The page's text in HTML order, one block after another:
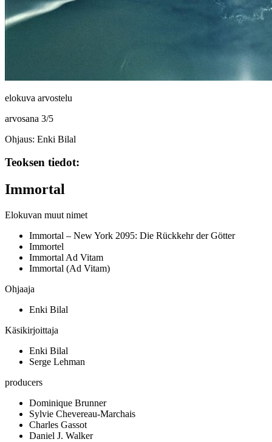
elokuva arvostelu
arvosana 3/5
Ohjaus: Enki Bilal
Teoksen tiedot:
Immortal
Elokuvan muut nimet
Immortal – New York 2095: Die Rückkehr der Götter
Immortel
Immortal Ad Vitam
Immortal (Ad Vitam)
Ohjaaja
Enki Bilal
Käsikirjoittaja
Enki Bilal
Serge Lehman
producers
Dominique Brunner
Sylvie Chevereau-Marchais
Charles Gassot
Daniel J. Walker